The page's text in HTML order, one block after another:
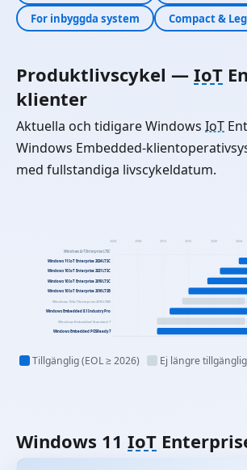
For inbyggda system
Compact &
Produktlivscykel — IoT
klienter
Aktuella och tidigare Windows IoT
Windows Embedded-
med fullstandiga livscykeldatum.
2004 2008 2012 2016 2020 2024
Windows IoT Enterprise LTSC
Windows 11 IoT Enterprise 2024 LTSC
Windows 10 IoT Enterprise 2021 LTSC
Windows 10 IoT Enterprise 2019 LTSC
Windows 10 IoT Enterprise 2016 LTSB
Windows 10 IoT Enterprise 2015 LTSB
Windows Embedded 8.1 Industry Pro
Windows Embedded Standard 7
Windows Embedded POSReady 7
Tillgänglig (EOL ≥ 2026) Ej längre tillgänglig
Windows 11 IoT